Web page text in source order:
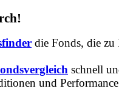
die Fonds, die zu
schnell
und Performance